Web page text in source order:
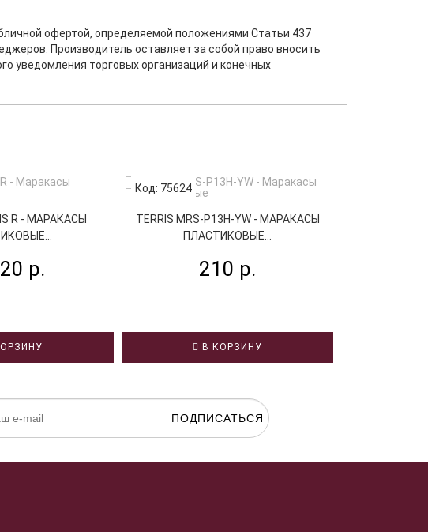
офертой, определяемой положениями Статьи 437
Производитель оставляет за собой право вносить
уведомления торговых организаций и конечных
R - МАРАКАСЫ
р.
Код: 75624
TERRIS MRS-P13H-YW - МАРАКАСЫ
ПЛАСТИКОВЫЕ...
210 р.
В КОРЗИНУ
ПОДПИСАТЬСЯ